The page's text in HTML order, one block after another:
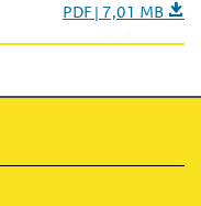
PDF | 7,01 MB